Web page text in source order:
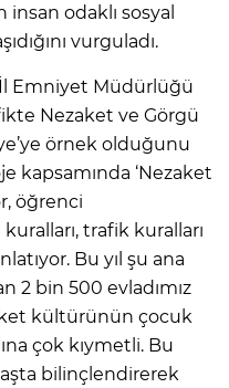
odaklı sosyal
vurguladı.
Emniyet Müdürlüğü
Nezaket ve Görgü
örnek olduğunu
kapsamında ‘Nezaket
öğrenci
trafik kuralları
Bu yıl şu ana
2 bin 500 evladımız
kültürünün çocuk
çok kıymetli. Bu
bilinçlendirerek